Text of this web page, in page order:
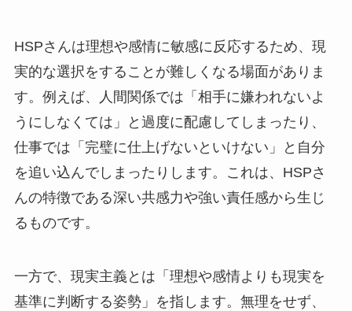
HSPさんは理想や感情に敏感に反応するため、現
実的な選択をすることが難しくなる場面がありま
す。例えば、人間関係では「相手に嫌われないよ
うにしなくては」と過度に配慮してしまったり、
仕事では「完璧に仕上げないといけない」と自分
を追い込んでしまったりします。これは、HSPさ
んの特徴である深い共感力や強い責任感から生じ
るものです。
一方で、現実主義とは「理想や感情よりも現実を
基準に判断する姿勢」を指します。無理をせず、